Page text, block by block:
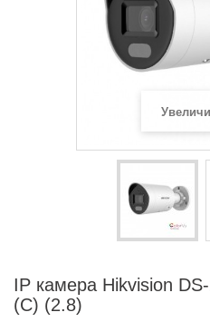
IP камера Hikvision
(C) (2.8)